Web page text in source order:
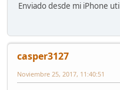
Enviado desde mi iPhone
casper3127
Noviembre 25, 2017, 11:40:51